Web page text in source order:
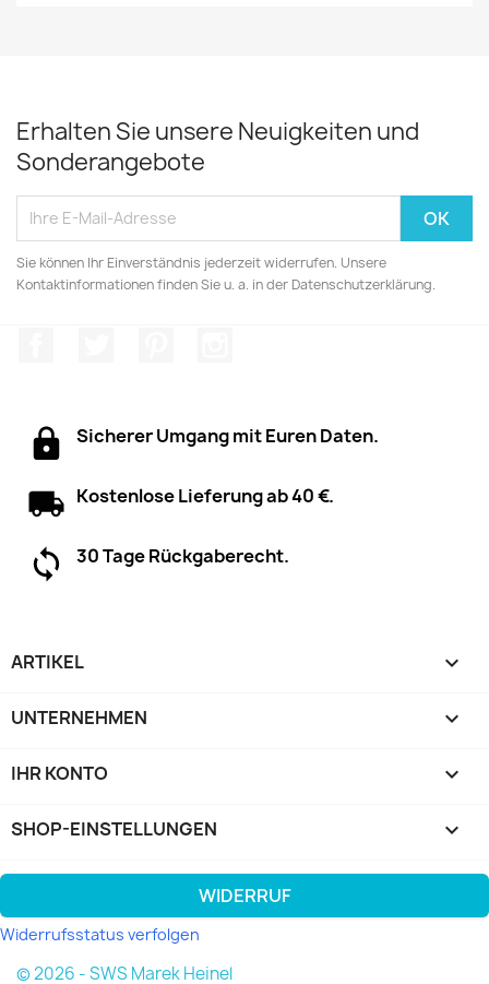
Erhalten Sie unsere Neuigkeiten und
Sonderangebote
Sie können Ihr Einverständnis jederzeit widerrufen. Unsere
Kontaktinformationen finden Sie u. a. in der Datenschutzerklärung.
Sicherer Umgang mit Euren Daten.
Kostenlose Lieferung ab 40 €.
30 Tage Rückgaberecht.
ARTIKEL 
UNTERNEHMEN 
IHR KONTO 
SHOP-EINSTELLUNGEN keyboard_arrow_down
WIDERRUF
Widerrufsstatus verfolgen
© 2026 - SWS Marek Heinel